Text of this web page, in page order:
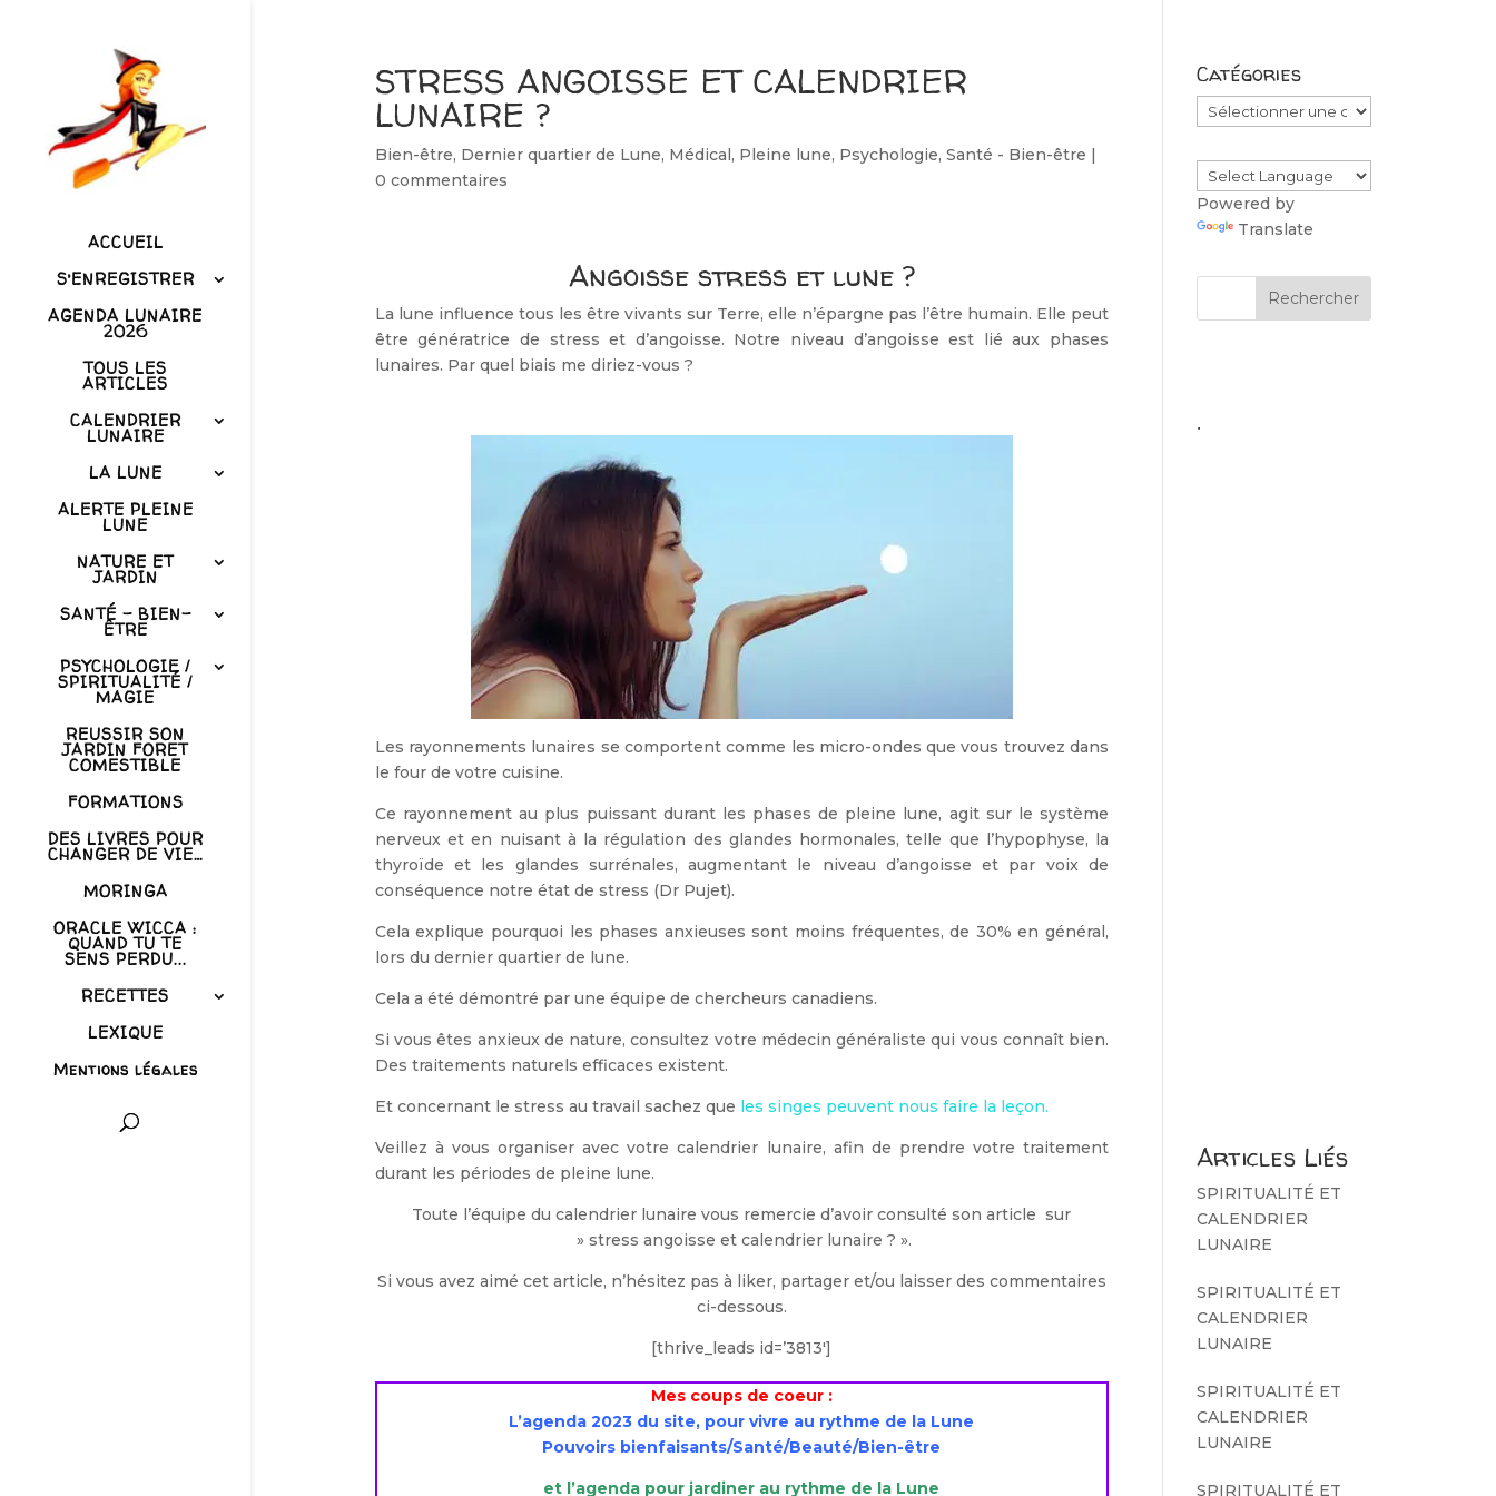
ACCUEIL
S’ENREGISTRER
AGENDA LUNAIRE
2026
TOUS LES
ARTICLES
CALENDRIER
LUNAIRE
LA LUNE
ALERTE PLEINE
LUNE
NATURE ET
JARDIN
SANTÉ – BIEN-
ÊTRE
PSYCHOLOGIE /
SPIRITUALITÉ /
MAGIE
REUSSIR SON
JARDIN FORET
COMESTIBLE
FORMATIONS
DES LIVRES POUR
CHANGER DE VIE…
MORINGA
ORACLE WICCA :
QUAND TU TE
SENS PERDU...
RECETTES
LEXIQUE
Mentions légales
STRESS ANGOISSE ET CALENDRIER
LUNAIRE ?
Bien-être, Dernier quartier de Lune, Médical, Pleine lune, Psychologie, Santé - Bien-être |
0 commentaires
Angoisse stress et lune ?
La lune influence tous les être vivants sur Terre, elle n’épargne pas l’être humain. Elle peut
être génératrice de stress et d’angoisse. Notre niveau d’angoisse est lié aux phases
lunaires. Par quel biais me diriez-vous ?
Les rayonnements lunaires se comportent comme les micro-ondes que vous trouvez dans
le four de votre cuisine.
Ce rayonnement au plus puissant durant les phases de pleine lune, agit sur le système
nerveux et en nuisant à la régulation des glandes hormonales, telle que l’hypophyse, la
thyroïde et les glandes surrénales, augmentant le niveau d’angoisse et par voix de
conséquence notre état de stress (Dr Pujet).
Cela explique pourquoi les phases anxieuses sont moins fréquentes, de 30% en général,
lors du dernier quartier de lune.
Cela a été démontré par une équipe de chercheurs canadiens.
Si vous êtes anxieux de nature, consultez votre médecin généraliste qui vous connaît bien.
Des traitements naturels efficaces existent.
Et concernant le stress au travail sachez que les singes peuvent nous faire la leçon.
Veillez à vous organiser avec votre calendrier lunaire, afin de prendre votre traitement
durant les périodes de pleine lune.
Toute l’équipe du calendrier lunaire vous remercie d’avoir consulté son article sur
» stress angoisse et calendrier lunaire ? ».
Si vous avez aimé cet article, n’hésitez pas à liker, partager et/ou laisser des commentaires
ci-dessous.
[thrive_leads id=’3813′]
Mes coups de coeur :
L’agenda 2023 du site, pour vivre au rythme de la Lune
Pouvoirs bienfaisants/Santé/Beauté/Bien-être
et l’agenda pour jardiner au rythme de la Lune
Catégories
Catégories
Powered by
Translate
.
Articles Liés
SPIRITUALITÉ ET
CALENDRIER
LUNAIRE
SPIRITUALITÉ ET
CALENDRIER
LUNAIRE
SPIRITUALITÉ ET
CALENDRIER
LUNAIRE
SPIRITUALITÉ ET